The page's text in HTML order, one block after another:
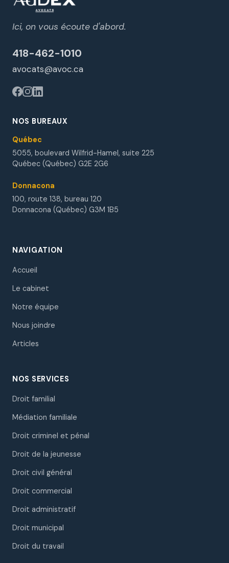
Ici, on vous écoute d'abord.
418-462-1010
avocats@avoc.ca
NOS BUREAUX
Québec
5055, boulevard Wilfrid-Hamel, suite 225
Québec (Québec) G2E 2G6
Donnacona
100, route 138, bureau 120
Donnacona (Québec) G3M 1B5
NAVIGATION
Accueil
Le cabinet
Notre équipe
Nous joindre
Articles
NOS SERVICES
Droit familial
Médiation familiale
Droit criminel et pénal
Droit de la jeunesse
Droit civil général
Droit commercial
Droit administratif
Droit municipal
Droit du travail